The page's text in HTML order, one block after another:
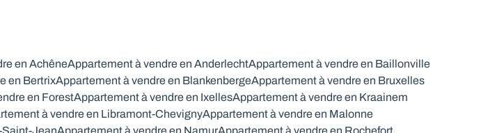
en AchêneAppartement à vendre en AnderlechtAppartement à vendre en Baillonville
en BertrixAppartement à vendre en BlankenbergeAppartement à vendre en Bruxelles
en ForestAppartement à vendre en IxellesAppartement à vendre en Kraainem
à vendre en Libramont-ChevignyAppartement à vendre en Malonne